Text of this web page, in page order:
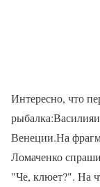
Интересно, что
Венеции.На
Ломаченко
"Че, клюет?". На